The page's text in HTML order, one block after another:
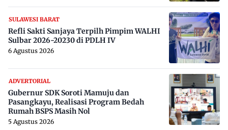
SULAWESI BARAT
Refli Sakti Sanjaya Terpilh Pimpim WALHI
Sulbar 2026-20230 di PDLH IV
6 Agustus 2026
ADVERTORIAL
Gubernur SDK Soroti Mamuju dan
Pasangkayu, Realisasi Program Bedah
Rumah BSPS Masih Nol
5 Agustus 2026